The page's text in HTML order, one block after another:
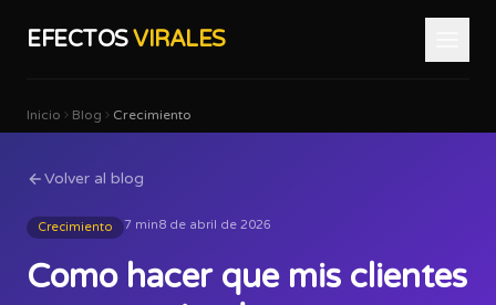
EFECTOSVIRALES
Inicio Blog Crecimiento
Volver al blog
Crecimiento 7 min8 de abril de 2026
Como hacer que mis clientes